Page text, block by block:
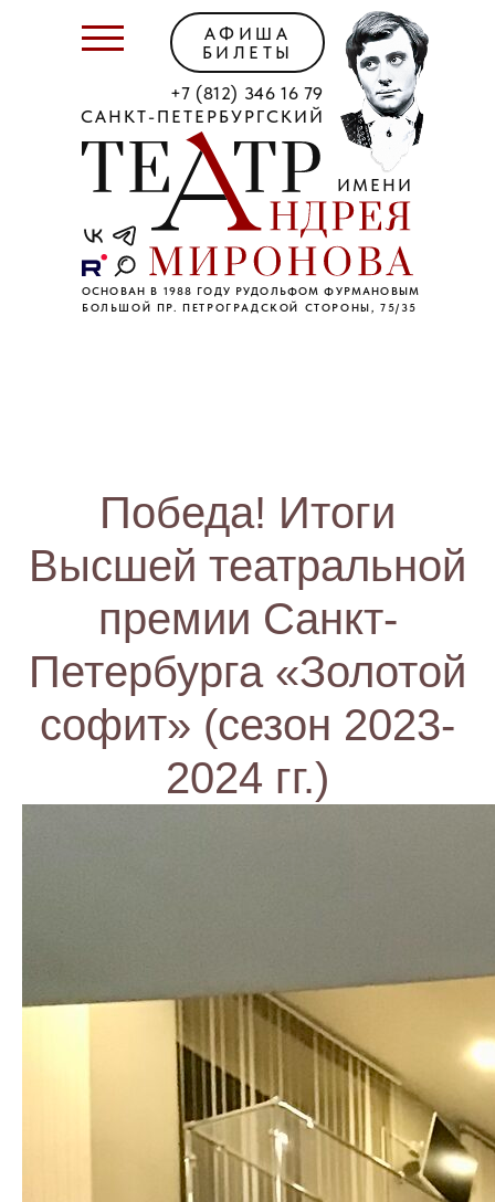
САНКТ-ПЕТЕРБУРГСКИЙ
ИМЕНИ
ОСНОВАН В 1988 ГОДУ РУДОЛЬФОМ ФУРМАНОВЫМ
+7 (812) 346 16 79
БОЛЬШОЙ ПР. ПЕТРОГРАДСКОЙ СТОРОНЫ, 75/35
АФИША
БИЛЕТЫ
Победа! Итоги
Высшей театральной
премии Санкт-
Петербурга «Золотой
софит» (сезон 2023-
2024 гг.)